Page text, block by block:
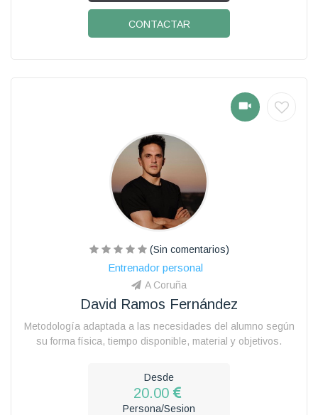
CONTACTAR
(Sin comentarios)
Entrenador personal
A Coruña
David Ramos Fernández
Metodología adaptada a las necesidades del alumno según
su forma física, tiempo disponible, material y objetivos.
Desde
20.00
Persona/Sesion